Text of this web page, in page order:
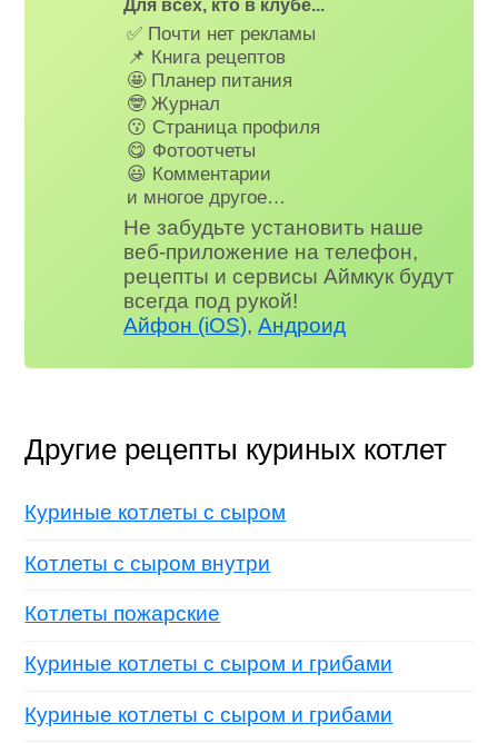
Для всех, кто в клубе...
✅ Почти нет рекламы
📌 Книга рецептов
🤩 Планер питания
🤓 Журнал
😗 Страница профиля
😋 Фотоотчеты
😃 Комментарии
и многое другое…
Не забудьте установить наше
веб-приложение на телефон,
рецепты и сервисы Аймкук будут
всегда под рукой!
Айфон (iOS),Андроид
Другие рецепты куриных котлет
Куриные котлеты с сыром
Котлеты с сыром внутри
Котлеты пожарские
Куриные котлеты с сыром и грибами
Куриные котлеты с сыром и грибами